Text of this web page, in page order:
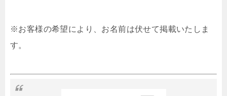
※お客様の希望により、お名前は伏せて掲載いたしま
す。